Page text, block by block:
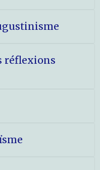
réflexions